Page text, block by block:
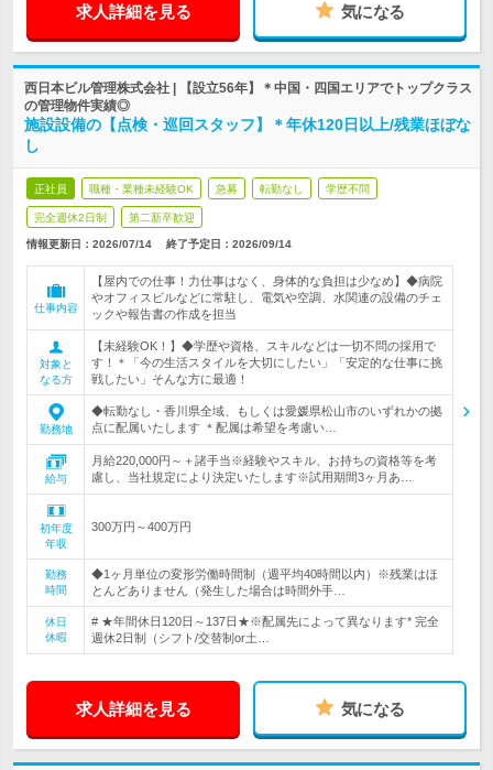
求人詳細を見る 気になる
西日本ビル管理株式会社 | 【設立56年】＊中国・四国エリアでトップクラス
の管理物件実績◎
施設設備の【点検・巡回スタッフ】＊年休120日以上/残業ほぼな
し
正社員 職種・業種未経験OK 急募 転勤なし 学歴不問
完全週休2日制 第二新卒歓迎
情報更新日：2026/07/14 終了予定日： 2026/09/14
仕事内容
【屋内での仕事！力仕事はなく、身体的な負担は少なめ】◆病院
やオフィスビルなどに常駐し、電気や空調、水関連の設備のチェ
ックや報告書の作成を担当
対象と
なる方
【未経験OK！】◆学歴や資格、スキルなどは一切不問の採用で
す！＊「今の生活スタイルを大切にしたい」「安定的な仕事に挑
戦したい」そんな方に最適！
勤務地
◆転勤なし・香川県全域、もしくは愛媛県松山市のいずれかの拠
点に配属いたします ＊配属は希望を考慮い…
給与
月給220,000円～＋諸手当※経験やスキル、お持ちの資格等を考
慮し、当社規定により決定いたします※試用期間3ヶ月あ…
初年度
年収
300万円～400万円
勤務
時間
◆1ヶ月単位の変形労働時間制（週平均40時間以内）※残業はほ
とんどありません（発生した場合は時間外手…
休日
休暇
# ★年間休日120日～137日★※配属先によって異なります* 完全
週休2日制（シフト/交替制or土…
求人詳細を見る 気になる